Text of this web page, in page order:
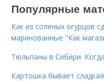
Популярные
Как из соленых огурцов
маринованные "Как
Тюльпаны в Сибири.
Картошка бывает